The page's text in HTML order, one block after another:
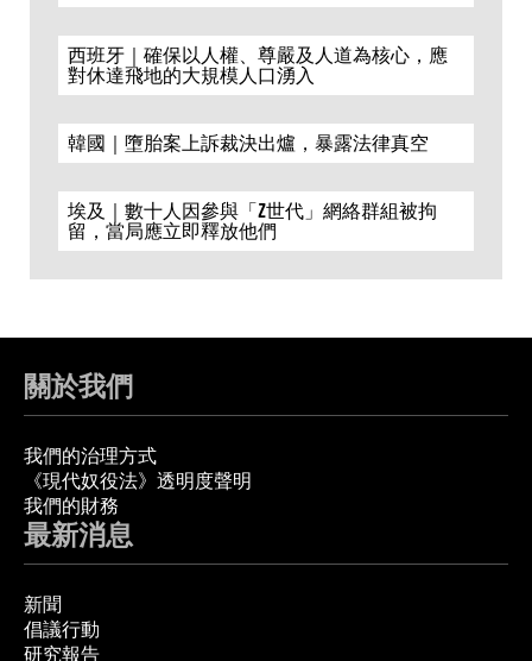
西班牙｜確保以人權、尊嚴及人道為核心，應
對休達飛地的大規模人口湧入
韓國｜墮胎案上訴裁決出爐，暴露法律真空
埃及｜數十人因參與「Z世代」網絡群組被拘
留，當局應立即釋放他們
關於我們
我們的治理方式
《現代奴役法》透明度聲明
我們的財務
最新消息
新聞
倡議行動
研究報告